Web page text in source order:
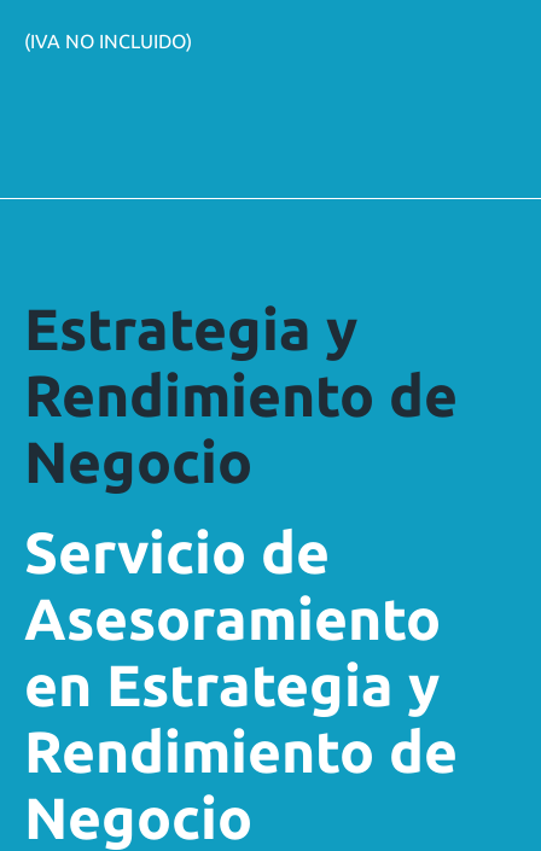
(IVA NO INCLUIDO)
Estrategia y
Rendimiento de
Negocio
Servicio de
Asesoramiento
en Estrategia y
Rendimiento de
Negocio